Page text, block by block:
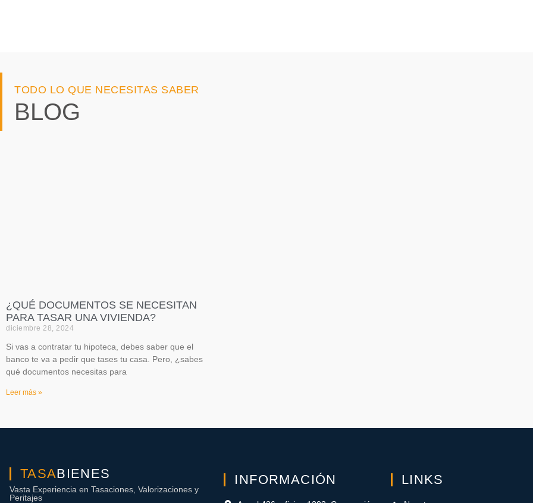
TODO LO QUE NECESITAS SABER
BLOG
¿QUÉ DOCUMENTOS SE NECESITAN
PARA TASAR UNA VIVIENDA?
diciembre 28, 2024
Si vas a contratar tu hipoteca, debes saber que el
banco te va a pedir que tases tu casa. Pero, ¿sabes
qué documentos necesitas para
Leer más »
TASABIENES
Vasta Experiencia en Tasaciones, Valorizaciones y
Peritajes
INFORMACIÓN LINKS